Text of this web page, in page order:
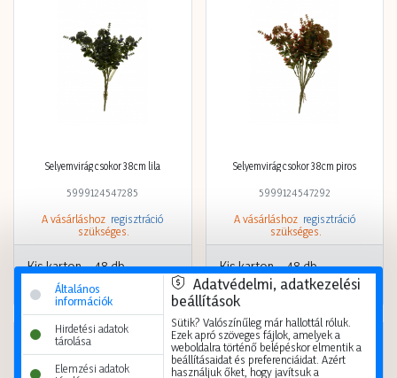
Selyemvirág csokor 38cm lila
5999124547285
A vásárláshoz regisztráció
szükséges.
Kis karton
48 db
Nagy karton
Selyemvirág csokor 38cm piros
5999124547292
A vásárláshoz regisztráció
szükséges.
Kis karton
48 db
Nagy karton192 db
Általános
információk
Hirdetési adatok
tárolása
Elemzési adatok
Adatvédelmi, adatkezelési
beállítások
Sütik? Valószínűleg már hallottál róluk.
Ezek apró szöveges fájlok, amelyek a
weboldalra történő belépéskor elmentik a
beállításaidat és preferenciáidat. Azért
használjuk őket, hogy javítsuk a